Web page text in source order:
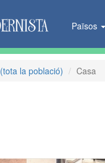
Països
(tota la població) Casa